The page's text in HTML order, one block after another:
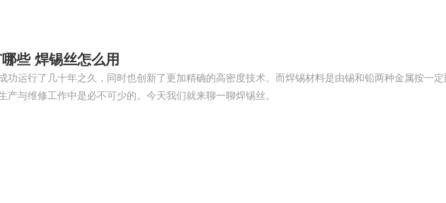
些 焊锡丝怎么用
功运行了几十年之久，同时也创新了更加精确的高密度技术。而焊锡材料是由锡和铅两种金属按一
与维修工作中是必不可少的。今天我们就来聊一聊焊锡丝。